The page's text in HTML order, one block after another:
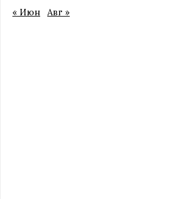
« Июн
Авг »